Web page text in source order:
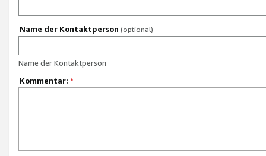
Name der Kontaktperson (optional)
Name der Kontaktperson
Kommentar: *